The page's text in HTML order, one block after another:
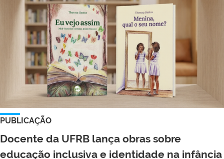
PUBLICAÇÃO
Docente da UFRB lança obras sobre
educação inclusiva e identidade na infância